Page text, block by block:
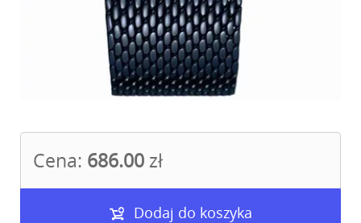
Cena: 686.00 zł
Dodaj do koszyka